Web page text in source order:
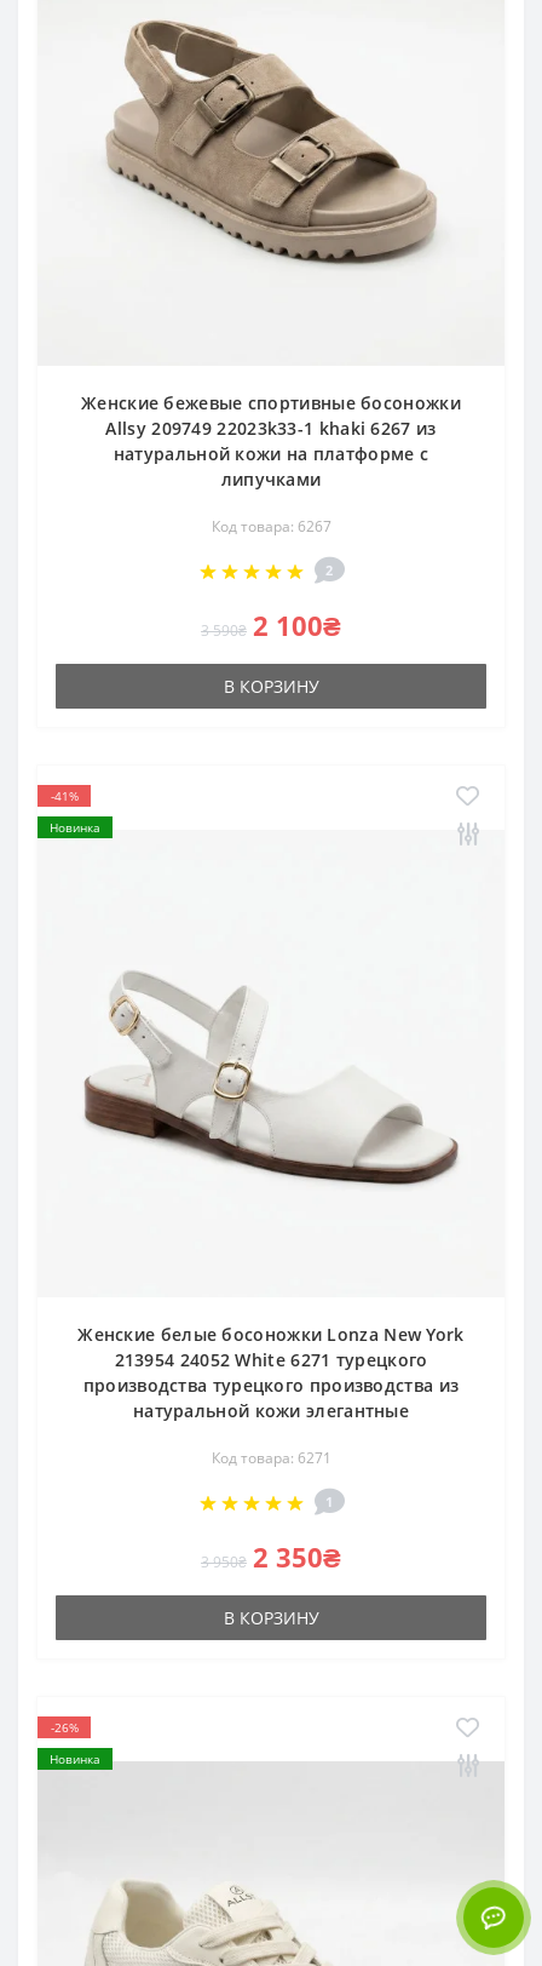
Женские бежевые спортивные босоножки
Allsy 209749 22023k33-1 khaki 6267 из
натуральной кожи на платформе с
липучками
Код товара: 6267
2
3 590₴ 2 100₴
В КОРЗИНУ
-41%
Новинка
Женские белые босоножки Lonza New York
213954 24052 White 6271 турецкого
производства турецкого производства из
натуральной кожи элегантные
Код товара: 6271
1
3 950₴ 2 350₴
В КОРЗИНУ
-26%
Новинка